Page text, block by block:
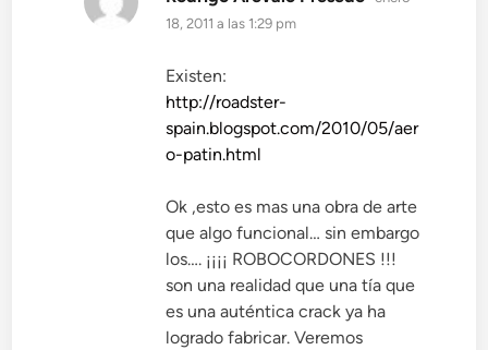
18, 2011 a las 1:29 pm
Existen:
http://roadster-
spain.blogspot.com/2010/05/aer
o-patin.html
Ok ,esto es mas una obra de arte
que algo funcional… sin embargo
los…. ¡¡¡¡ ROBOCORDONES !!!
son una realidad que una tía que
es una auténtica crack ya ha
logrado fabricar. Veremos